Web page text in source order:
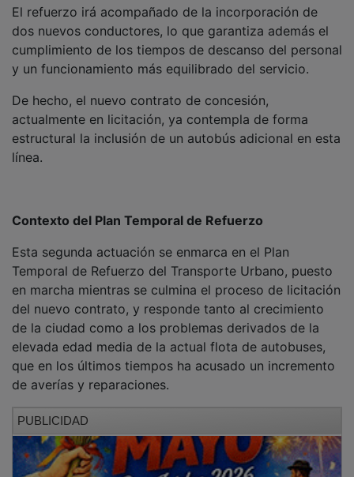
El refuerzo irá acompañado de la incorporación de
dos nuevos conductores, lo que garantiza además el
cumplimiento de los tiempos de descanso del personal
y un funcionamiento más equilibrado del servicio.
De hecho, el nuevo contrato de concesión,
actualmente en licitación, ya contempla de forma
estructural la inclusión de un autobús adicional en esta
línea.
Contexto del Plan Temporal de Refuerzo
Esta segunda actuación se enmarca en el Plan
Temporal de Refuerzo del Transporte Urbano, puesto
en marcha mientras se culmina el proceso de licitación
del nuevo contrato, y responde tanto al crecimiento
de la ciudad como a los problemas derivados de la
elevada edad media de la actual flota de autobuses,
que en los últimos tiempos ha acusado un incremento
de averías y reparaciones.
PUBLICIDAD